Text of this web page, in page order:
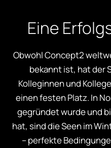
Eine
Obwohl Concept2
bekannt ist, hat der
Kolleginnen und
einen festen Platz. In
gegründet wurde und
hat, sind die Seen im
– perfekte